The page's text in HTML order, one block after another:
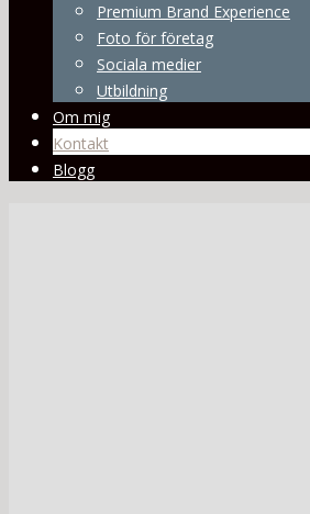
Premium Brand Experience
Foto för företag
Sociala medier
Utbildning
Om mig
Kontakt
Blogg